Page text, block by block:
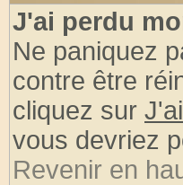
J'ai perdu
Ne paniquez
contre être
cliquez sur
vous devriez
Revenir en